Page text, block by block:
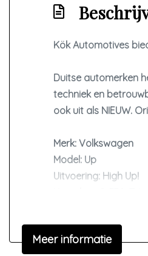
Kök Automotives
Duitse automerken
techniek en
ook uit als NIEUW.
Merk: Volkswagen
Model: Up
Uitvoering: High Up!
Kilometers: 51.000km
Brandstof: Benzine
Meer informatie